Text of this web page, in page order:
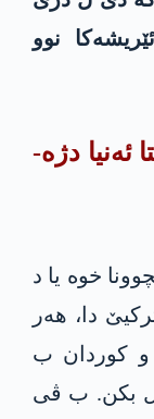
نوو
ئەنیا دژە-
خوە یا د
دا، هەر
کوردان ب
بکن. ب ڤی